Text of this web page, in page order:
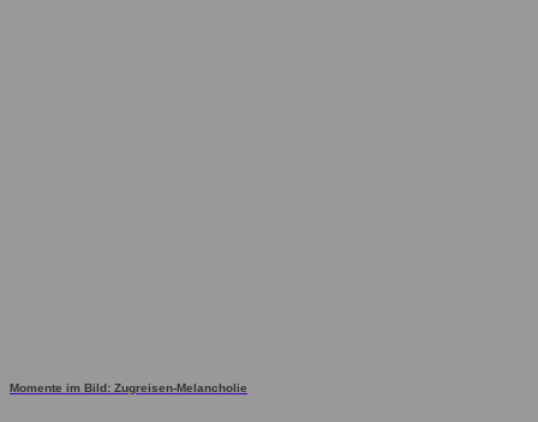
Momente im Bild: Zugreisen-Melancholie